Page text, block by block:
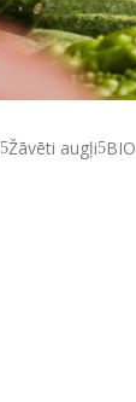
Žāvēti augļi